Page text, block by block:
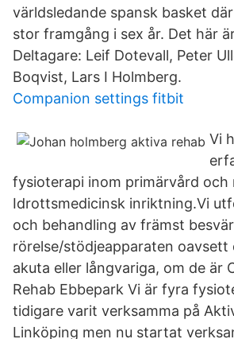
världsledande spansk basket
stor framgång i sex år. Det här
Deltagare: Leif Dotevall, Peter
Boqvist, Lars I Holmberg.
Companion settings fitbit
Vi
fysioterapi inom primärvård och
Idrottsmedicinsk inriktning.Vi
och behandling av främst
rörelse/stödjeapparaten oavsett
akuta eller långvariga, om de är
Rehab Ebbepark Vi är fyra
tidigare varit verksamma på
Linköping men nu startat